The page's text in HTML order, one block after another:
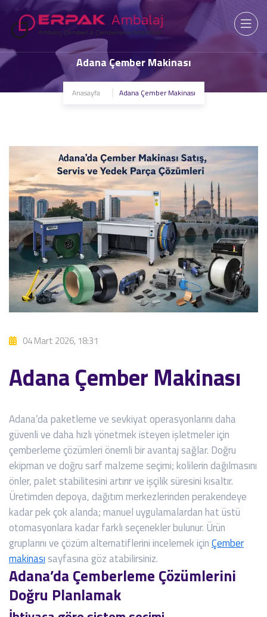
Adana Çember Makinası
Anasayfa Adana Çember Makinası
04 Mart 2026, 18:31
Adana Çember Makinası
Adana’da paketleme ve sevkiyat operasyonlarını daha
güvenli ve daha hızlı yönetmek isteyen işletmeler için
çemberleme çözümleri önemli bir avantaj sağlar. Doğru
ekipman ve doğru sarf malzeme seçimi; kolilerin dağılmasını
önler, palet stabilitesini artırır ve işçilik süresini kısaltır.
Üretimden depoya, dağıtım merkezlerinden perakendeye
kadar pek çok alanda; manuel uygulamalardan hat üstü
otomasyonlara kadar farklı seçenekler bulunur. Ürün
gruplarını ve çözüm alternatiflerini incelemek içinÇember
makinası sayfasına göz atabilirsiniz.
Adana’da Çemberleme Çözümlerini
Doğru Planlamak